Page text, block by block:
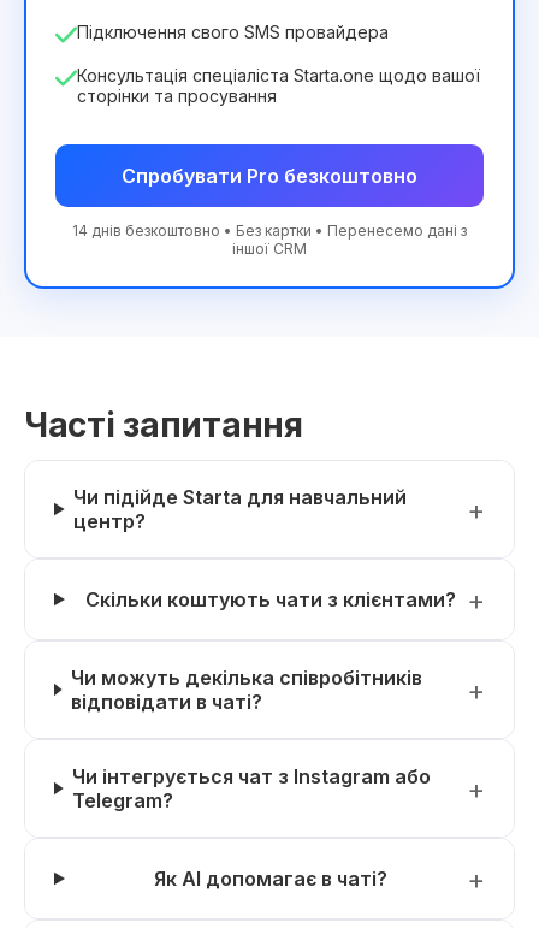
Підключення свого SMS провайдера
Консультація спеціаліста Starta.one щодо вашої
сторінки та просування
Спробувати Pro безкоштовно
14 днів безкоштовно • Без картки • Перенесемо дані з
іншої CRM
Часті запитання
Чи підійде Starta для навчальний
центр?
Скільки коштують чати з клієнтами?
Чи можуть декілька співробітників
відповідати в чаті?
Чи інтегрується чат з Instagram або
Telegram?
Як AI допомагає в чаті?